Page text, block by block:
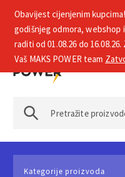
+385 1 2002 575
Kategorije proizvoda
Obavijest cijenjenim
godišnjeg odmora, webshop
raditi od 01.08.26 do
Vaš MAKS POWER team